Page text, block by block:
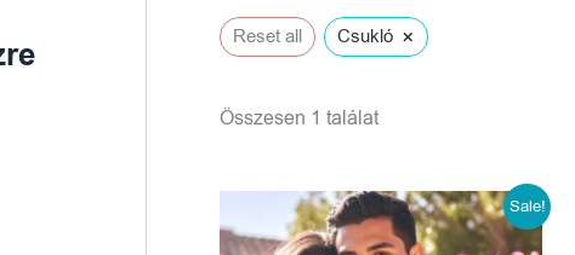
Reset all Csukló ×
Összesen 1 találat
Sale!
OriginalCurrent